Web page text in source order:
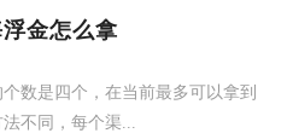
金怎么拿
数是四个，在当前最多可以拿到
不同，每个渠...